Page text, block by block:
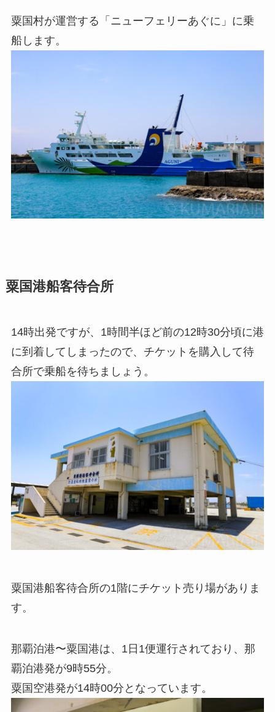
粟国村が運営する「ニューフェリーあぐに」に乗
船します。
粟国港船客待合所
14時出発ですが、1時間半ほど前の12時30分頃に港
に到着してしまったので、チケットを購入して待
合所で乗船を待ちましょう。
粟国港船客待合所の1階にチケット売り場がありま
す。
那覇泊港〜粟国港は、1日1便運行されており、那
覇泊港発が9時55分。
粟国空港発が14時00分となっています。